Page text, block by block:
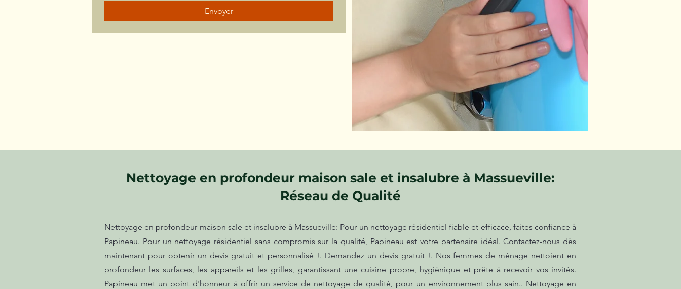
Envoyer
Nettoyage en profondeur maison sale et insalubre à Massueville:
Réseau de Qualité
Nettoyage en profondeur maison sale et insalubre à Massueville: Pour un nettoyage résidentiel fiable et efficace, faites confiance à
Papineau. Pour un nettoyage résidentiel sans compromis sur la qualité, Papineau est votre partenaire idéal. Contactez-nous dès
maintenant pour obtenir un devis gratuit et personnalisé !. Demandez un devis gratuit !. Nos femmes de ménage nettoient en
profondeur les surfaces, les appareils et les grilles, garantissant une cuisine propre, hygiénique et prête à recevoir vos invités.
Papineau met un point d'honneur à offrir un service de nettoyage de qualité, pour un environnement plus sain.. Nettoyage en